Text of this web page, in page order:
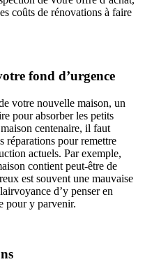
coûts de rénovations à faire
fond d’urgence
votre nouvelle maison, un
pour absorber les petits
centenaire, il faut
réparations pour remettre
actuels. Par exemple,
contient peut-être de
est souvent une mauvaise
d’y penser en
pour y parvenir.